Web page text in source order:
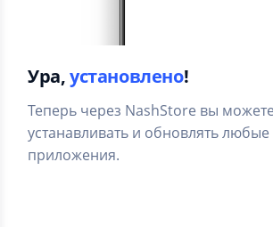
Ура,установлено!
Теперь через NashStore вы можете
устанавливать и обновлять
приложения.